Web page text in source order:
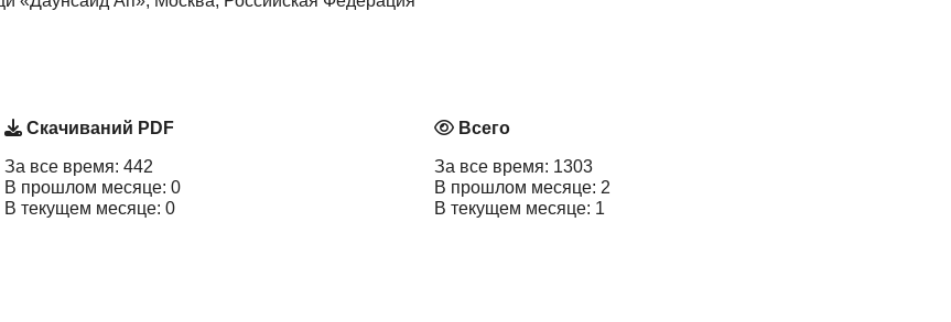
Скачиваний PDF
За все время: 442
В прошлом месяце: 0
В текущем месяце: 0
Всего
За все время: 1303
В прошлом месяце: 2
В текущем месяце: 1